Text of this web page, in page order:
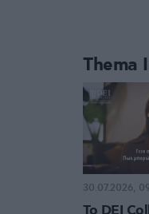
Thema
30.07.2026,